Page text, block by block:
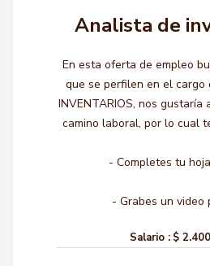
Analista de
En esta oferta de empleo
que se perfilen en el cargo
INVENTARIOS, nos gustaría
camino laboral, por lo cual
- Completes tu
- Grabes un video
Salario : $